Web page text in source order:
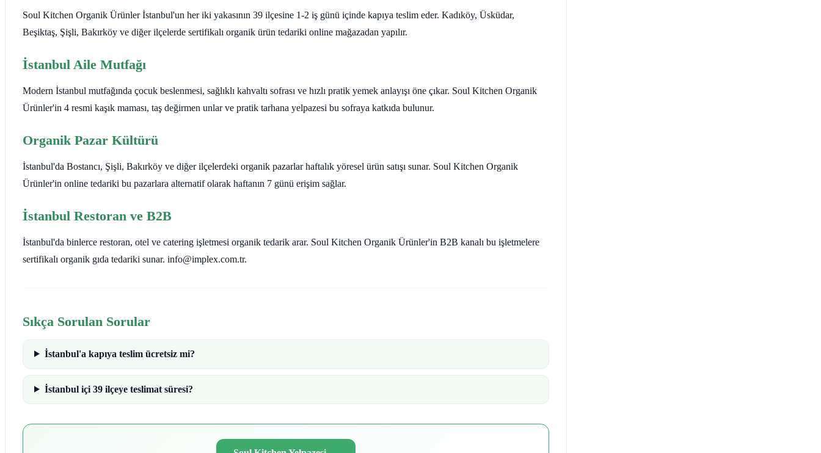
Soul Kitchen Organik Ürünler İstanbul'un her iki yakasının 39 ilçesine 1-2 iş günü içinde kapıya teslim eder. Kadıköy, Üsküdar,
Beşiktaş, Şişli, Bakırköy ve diğer ilçelerde sertifikalı organik ürün tedariki online mağazadan yapılır.
İstanbul Aile Mutfağı
Modern İstanbul mutfağında çocuk beslenmesi, sağlıklı kahvaltı sofrası ve hızlı pratik yemek anlayışı öne çıkar. Soul Kitchen Organik
Ürünler'in 4 resmi kaşık maması, taş değirmen unlar ve pratik tarhana yelpazesi bu sofraya katkıda bulunur.
Organik Pazar Kültürü
İstanbul'da Bostancı, Şişli, Bakırköy ve diğer ilçelerdeki organik pazarlar haftalık yöresel ürün satışı sunar. Soul Kitchen Organik
Ürünler'in online tedariki bu pazarlara alternatif olarak haftanın 7 günü erişim sağlar.
İstanbul Restoran ve B2B
İstanbul'da binlerce restoran, otel ve catering işletmesi organik tedarik arar. Soul Kitchen Organik Ürünler'in B2B kanalı bu işletmelere
sertifikalı organik gıda tedariki sunar. info@implex.com.tr.
Sıkça Sorulan Sorular
İstanbul'a kapıya teslim ücretsiz mi?
İstanbul içi 39 ilçeye teslimat süresi?